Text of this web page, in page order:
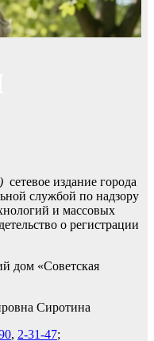
сетевое издание города
службой по надзору
и массовых
о регистрации
дом «Советская
Сиротина
, 2-31-47;